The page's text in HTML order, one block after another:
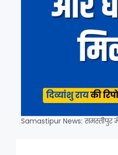
Samastipur News: समस्तीपुर